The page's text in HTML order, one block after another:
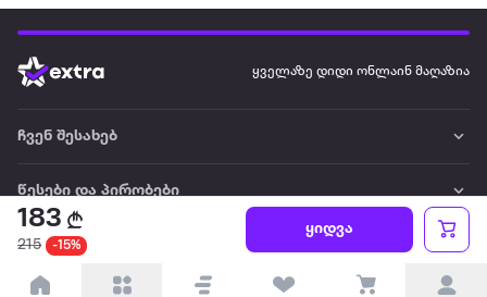
183
215 -15%
ყიდვა
ყველაზე დიდი ონლაინ მაღაზია
ჩვენ შესახებ
წესები და პირობები
პარტნიორებისთვის